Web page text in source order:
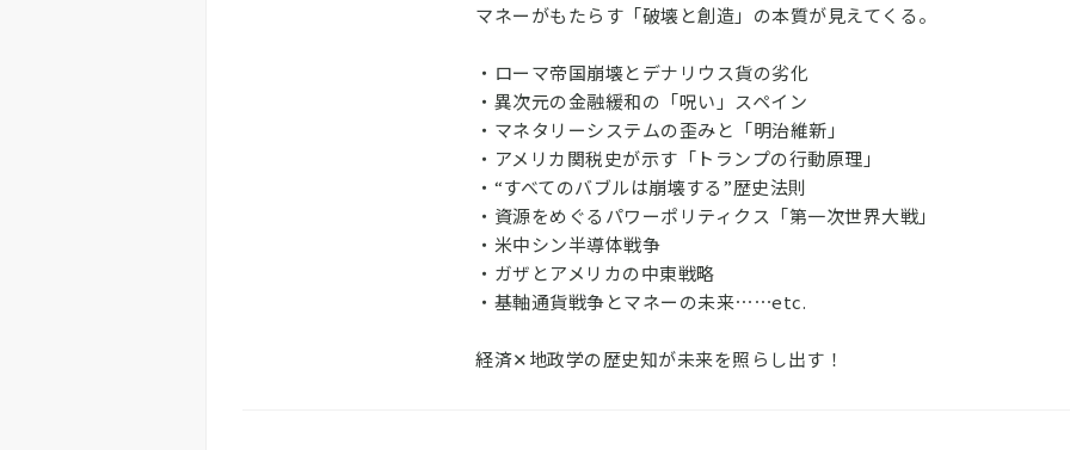
マネーがもたらす「破壊と創造」の本質が見えてくる。
・ローマ帝国崩壊とデナリウス貨の劣化
・異次元の金融緩和の「呪い」スペイン
・マネタリーシステムの歪みと「明治維新」
・アメリカ関税史が示す「トランプの行動原理」
・“すべてのバブルは崩壊する”歴史法則
・資源をめぐるパワーポリティクス「第一次世界大戦」
・米中シン半導体戦争
・ガザとアメリカの中東戦略
・基軸通貨戦争とマネーの未来⋯⋯etc.
経済✕地政学の歴史知が未来を照らし出す！